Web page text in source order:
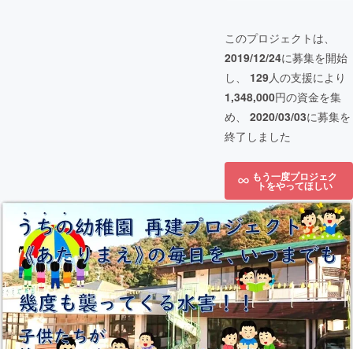
このプロジェクトは、
2019/12/24に募集を開始
し、 129人の支援により
1,348,000円の資金を集
め、 2020/03/03に募集を
終了しました
もう一度プロジェク
トをやってほしい